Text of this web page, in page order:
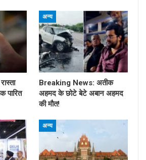
पारित
अन्य
Breaking News: अतीक
अहमद के छोटे बेटे अबान अहमद
की मौत!
अन्य